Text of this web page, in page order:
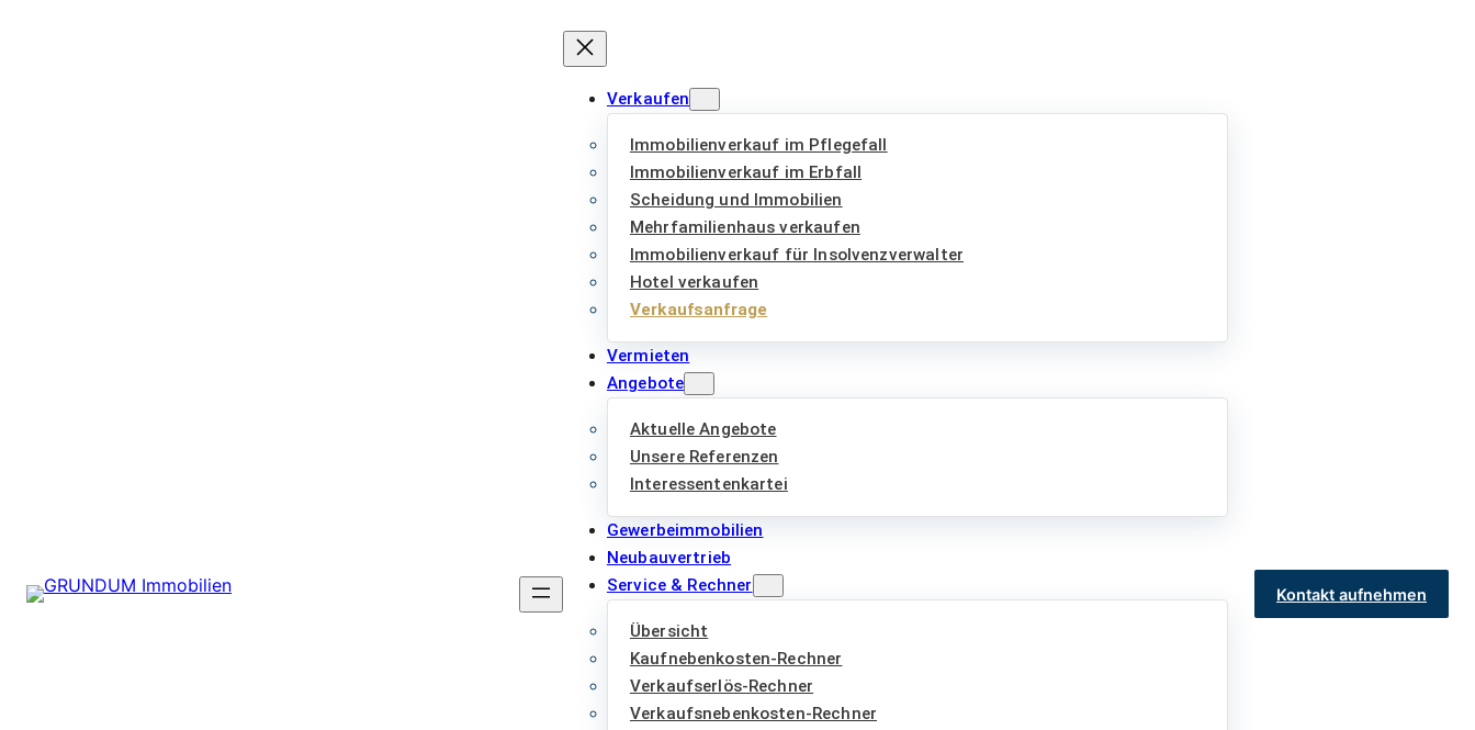
Verkaufen
Immobilienverkauf im Pflegefall
Immobilienverkauf im Erbfall
Scheidung und Immobilien
Mehrfamilienhaus verkaufen
Immobilienverkauf für Insolvenzverwalter
Hotel verkaufen
Verkaufsanfrage
Vermieten
Angebote
Aktuelle Angebote
Unsere Referenzen
Interessentenkartei
Gewerbeimmobilien
Neubauvertrieb
Service & Rechner
Übersicht
Kaufnebenkosten-Rechner
Verkaufserlös-Rechner
Verkaufsnebenkosten-Rechner
Kontakt aufnehmen